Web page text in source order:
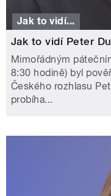
Jak to vidí...
Jak to vidí Peter
Mimořádným
8:30 hodině) byl
Českého rozhlasu
probíha...